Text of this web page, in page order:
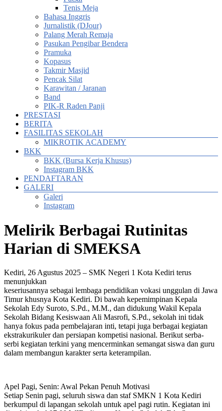
Tenis Meja
Bahasa Inggris
Jurnalistik (DJour)
Palang Merah Remaja
Pasukan Pengibar Bendera
Pramuka
Kopasus
Takmir Masjid
Pencak Silat
Karawitan / Jaranan
Band
PIK-R Raden Panji
PRESTASI
BERITA
FASILITAS SEKOLAH
MIKROTIK ACADEMY
BKK
BKK (Bursa Kerja Khusus)
Instagram BKK
PENDAFTARAN
GALERI
Galeri
Instagram
Melirik Berbagai Rutinitas
Harian di SMEKSA
Kediri, 26 Agustus 2025 – SMK Negeri 1 Kota Kediri terus
menunjukkan
keseriusannya sebagai lembaga pendidikan vokasi unggulan di Jawa
Timur khusnya Kota Kediri. Di bawah kepemimpinan Kepala
Sekolah Edy Suroto, S.Pd., M.M., dan didukung Wakil Kepala
Sekolah Bidang Kesiswaan Ali Masrofi, S.Pd., sekolah ini tidak
hanya fokus pada pembelajaran inti, tetapi juga berbagai kegiatan
ekstrakurikuler dan persiapan kompetisi nasional. Berikut serba-
serbi kegiatan terkini yang mencerminkan semangat siswa dan guru
dalam membangun karakter serta keterampilan.
Apel Pagi, Senin: Awal Pekan Penuh Motivasi
Setiap Senin pagi, seluruh siswa dan staf SMKN 1 Kota Kediri
berkumpul di lapangan sekolah untuk apel pagi rutin. Kegiatan ini